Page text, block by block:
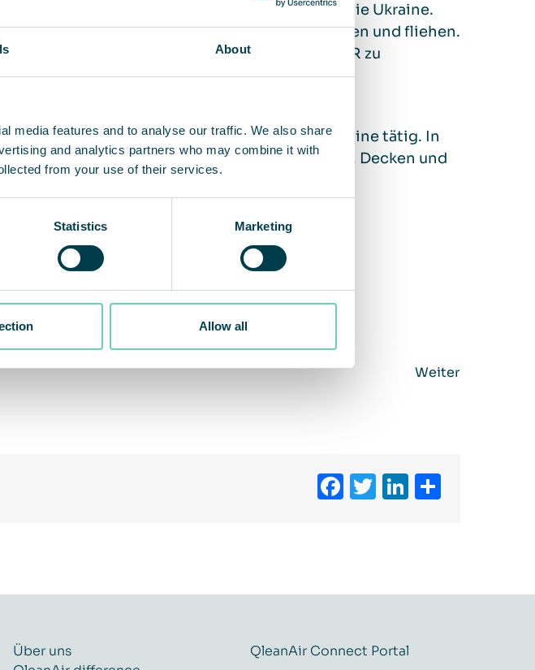
About
media features and to analyse our traffic. We also share
and analytics partners who may combine it with
from your use of their services.
Statistics Marketing
Allow all
über die russische Aggression gegen die Ukraine.
Menschen, die um ihr Leben kämpfen und fliehen.
wir beschlossen, UNCHR mit 10 000 EUR zu
ist seit 2015 mit Nothilfe vor Ort in der Ukraine tätig. In
Tonnen von Wasser, Lebensmitteln, Decken und
Weiter
Facebook
Twitter
LinkedIn
Über uns
QleanAir Connect Portal